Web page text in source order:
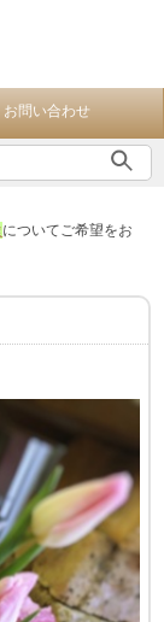
お問い合わせ
についてご希望をお